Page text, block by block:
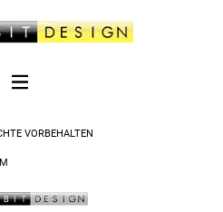
VORBEHALTEN